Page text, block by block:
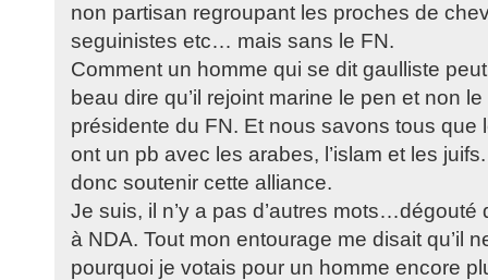
non partisan regroupant les proches de
seguinistes etc… mais sans le FN.
Comment un homme qui se dit gaulliste
beau dire qu’il rejoint marine le pen et non
présidente du FN. Et nous savons tous que
ont un pb avec les arabes, l’islam et les
donc soutenir cette alliance.
Je suis, il n’y a pas d’autres mots…dégouté
à NDA. Tout mon entourage me disait qu’il
pourquoi je votais pour un homme encore